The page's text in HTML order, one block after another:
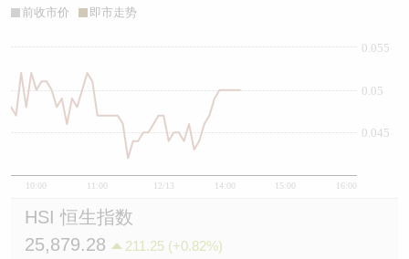
前收市价 即市走势
10:00 11:00 12/13 14:00 15:00 16:00
0.045
0.05
0.055
HSI 恒生指数
25,879.28
211.25 (+0.82%)